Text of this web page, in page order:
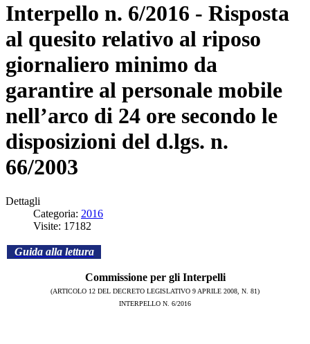
Interpello n. 6/2016 - Risposta
al quesito relativo al riposo
giornaliero minimo da
garantire al personale mobile
nell’arco di 24 ore secondo le
disposizioni del d.lgs. n.
66/2003
Dettagli
Categoria: 2016
Visite: 17182
Guida alla lettura
Commissione per gli Interpelli
(ARTICOLO 12 DEL DECRETO LEGISLATIVO 9 APRILE 2008, N. 81)
INTERPELLO N. 6/2016